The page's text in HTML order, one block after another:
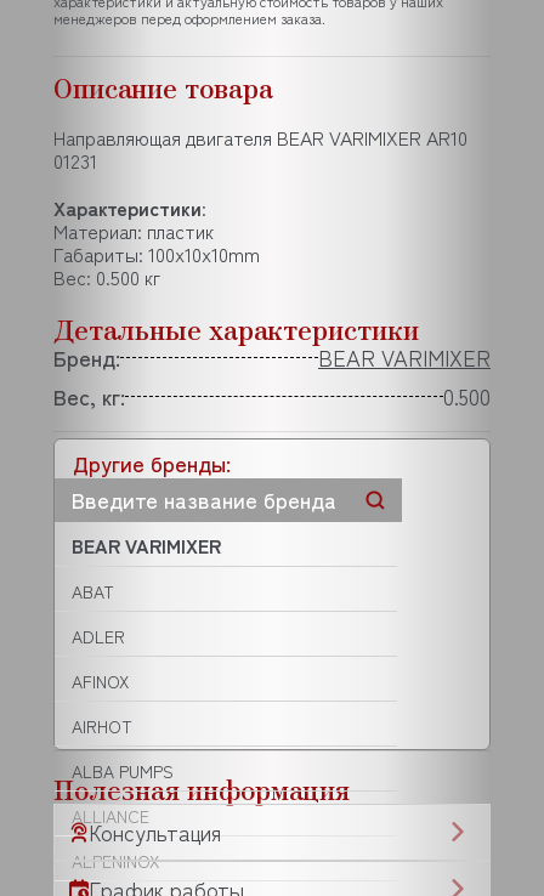
Другие бренды:
BEAR VARIMIXER
ABAT
ADLER
AFINOX
AIRHOT
ALBA PUMPS
ALLIANCE
ALPENINOX
менеджеров перед оформлением заказа.
Описание товара
Направляющая двигателя BEAR VARIMIXER AR10
01231
Характеристики:
Материал: пластик
Габариты: 100x10x10mm
Вес: 0.500 кг
Детальные характеристики
Бренд:
BEAR VARIMIXER
Вес, кг:
0.500
Полезная информация
Консультация
График работы